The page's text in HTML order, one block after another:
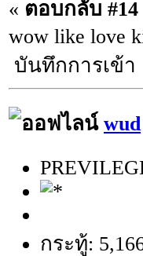
« ตอบกลับ #14
wow like love
บันทึกการเข้า
wud
กระทู้: